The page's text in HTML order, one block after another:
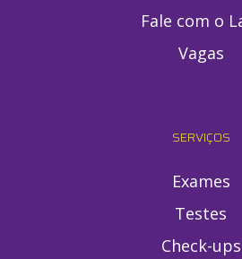
Fale com o
Vagas
SERVIÇOS
Exames
Testes
Check-ups